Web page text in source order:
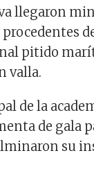
llegaron
pitido
valla.
de la
de gala
su